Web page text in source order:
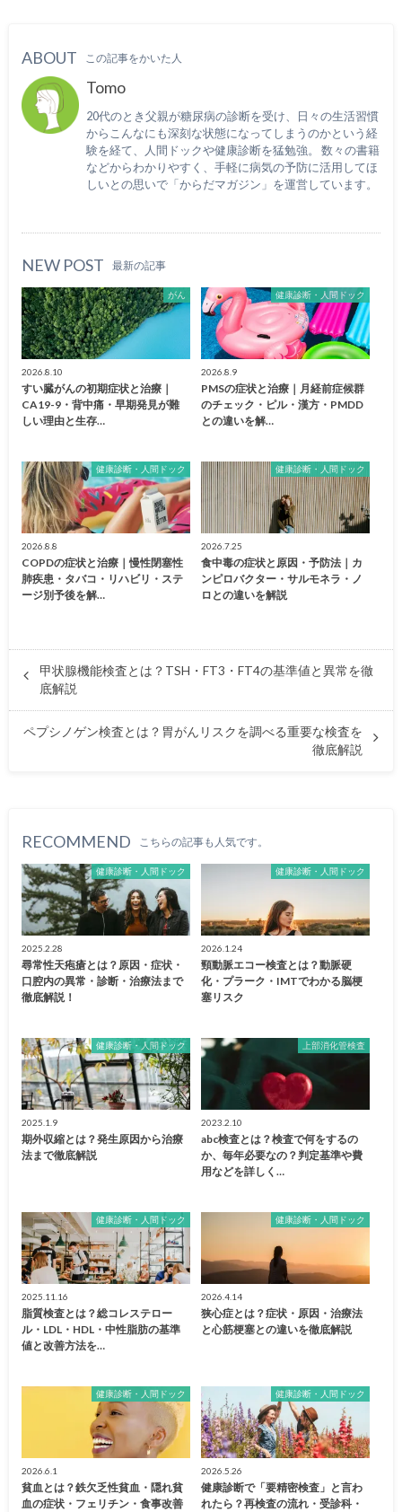
ABOUT この記事をかいた人
Tomo
20代のとき父親が糖尿病の診断を受け、日々の生活習慣
からこんなにも深刻な状態になってしまうのかという経
験を経て、人間ドックや健康診断を猛勉強。 数々の書籍
などからわかりやすく、手軽に病気の予防に活用してほ
しいとの思いで「からだマガジン」を運営しています。
NEW POST 最新の記事
がん
2026.8.10
すい臓がんの初期症状と治療｜
CA19-9・背中痛・早期発見が難
しい理由と生存…
健康診断・人間ドック
2026.8.9
PMSの症状と治療｜月経前症候群
のチェック・ピル・漢方・PMDD
との違いを解…
健康診断・人間ドック
2026.8.8
COPDの症状と治療｜慢性閉塞性
肺疾患・タバコ・リハビリ・ステ
ージ別予後を解…
健康診断・人間ドック
2026.7.25
食中毒の症状と原因・予防法｜カ
ンピロバクター・サルモネラ・ノ
ロとの違いを解説
甲状腺機能検査とは？TSH・FT3・FT4の基準値と異常を徹
底解説
ペプシノゲン検査とは？胃がんリスクを調べる重要な検査を
徹底解説
RECOMMEND こちらの記事も人気です。
健康診断・人間ドック
2025.2.28
尋常性天疱瘡とは？原因・症状・
口腔内の異常・診断・治療法まで
徹底解説！
健康診断・人間ドック
2026.1.24
頸動脈エコー検査とは？動脈硬
化・プラーク・IMTでわかる脳梗
塞リスク
健康診断・人間ドック
2025.1.9
期外収縮とは？発生原因から治療
法まで徹底解説
上部消化管検査
2023.2.10
abc検査とは？検査で何をするの
か、毎年必要なの？判定基準や費
用などを詳しく…
健康診断・人間ドック
2025.11.16
脂質検査とは？総コレステロー
ル・LDL・HDL・中性脂肪の基準
値と改善方法を…
健康診断・人間ドック
2026.4.14
狭心症とは？症状・原因・治療法
と心筋梗塞との違いを徹底解説
健康診断・人間ドック
2026.6.1
貧血とは？鉄欠乏性貧血・隠れ貧
血の症状・フェリチン・食事改善
健康診断・人間ドック
2026.5.26
健康診断で「要精密検査」と言わ
れたら？再検査の流れ・受診科・